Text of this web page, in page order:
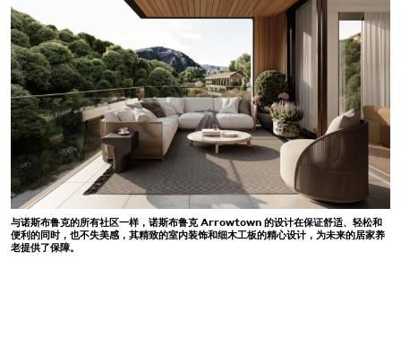
与诺斯布鲁克的所有社区一样，诺斯布鲁克 Arrowtown 的设计在保证舒适、轻松和
便利的同时，也不失美感，其精致的室内装饰和细木工板的精心设计，为未来的居家养
老提供了保障。